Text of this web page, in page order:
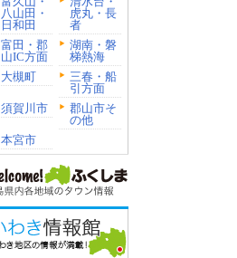
八山田・
日和田
虎丸・長
者
富田・郡
山IC方面
湖南・磐
梯熱海
大槻町
三春・船
引方面
須賀川市
郡山市そ
の他
本宮市